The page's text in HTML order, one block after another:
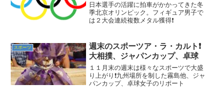
日本選手の活躍に拍車がかかってきた冬
季北京オリンピック。フィギュア男子で
は２大会連続複数メタル獲得❗
スポーツ
週末のスポーツア・ラ・カルト❗
大相撲、ジャパンカップ、卓球
１１月末の週末は様々なスポーツで大盛
り上がり❗九州場所を制した霧島他、ジャ
パンカップ、卓球女子のリポート